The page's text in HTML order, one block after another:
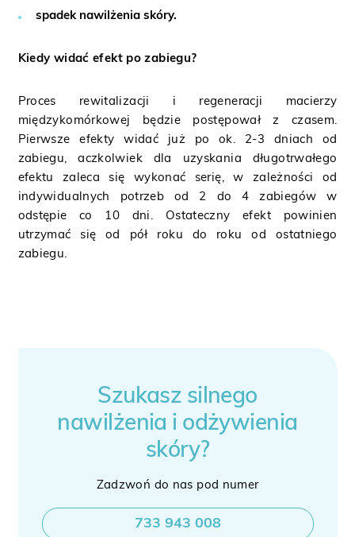
spadek nawilżenia skóry.
Kiedy widać efekt po zabiegu?
Proces rewitalizacji i regeneracji macierzy
międzykomórkowej będzie postępował z czasem.
Pierwsze efekty widać już po ok. 2-3 dniach od
zabiegu, aczkolwiek dla uzyskania długotrwałego
efektu zaleca się wykonać serię, w zależności od
indywidualnych potrzeb od 2 do 4 zabiegów w
odstępie co 10 dni. Ostateczny efekt powinien
utrzymać się od pół roku do roku od ostatniego
zabiegu.
Szukasz silnego
nawilżenia i odżywienia
skóry?
Zadzwoń do nas pod numer
733 943 008